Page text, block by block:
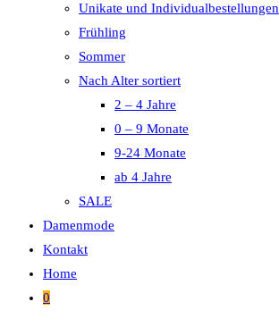
Unikate und Individualbestellungen
Frühling
Sommer
Nach Alter sortiert
2 – 4 Jahre
0 – 9 Monate
9-24 Monate
ab 4 Jahre
SALE
Damenmode
Kontakt
Home
0